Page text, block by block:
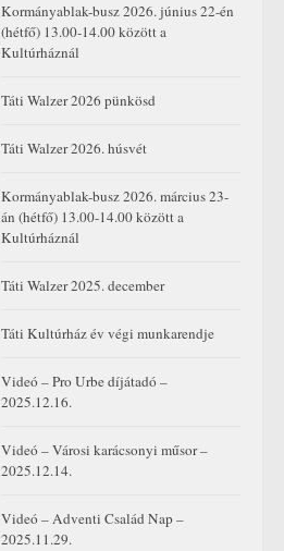
Kormányablak-busz 2026. június 22-én
(hétfő) 13.00-14.00 között a
Kultúrháznál
Táti Walzer 2026 pünkösd
Táti Walzer 2026. húsvét
Kormányablak-busz 2026. március 23-
án (hétfő) 13.00-14.00 között a
Kultúrháznál
Táti Walzer 2025. december
Táti Kultúrház év végi munkarendje
Videó – Pro Urbe díjátadó –
2025.12.16.
Videó – Városi karácsonyi műsor –
2025.12.14.
Videó – Adventi Család Nap –
2025.11.29.